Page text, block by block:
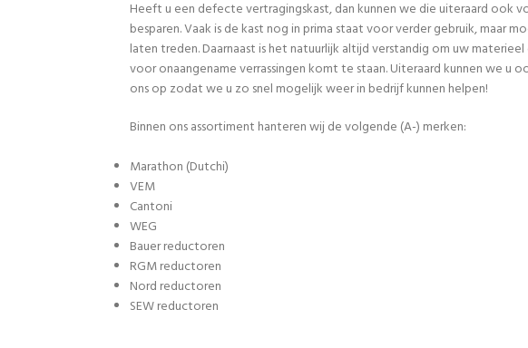
Heeft u een defecte vertragingskast, dan kunnen we die uiteraard ook
besparen. Vaak is de kast nog in prima staat voor verder gebruik, maar
laten treden. Daarnaast is het natuurlijk altijd verstandig om uw
voor onaangename verrassingen komt te staan. Uiteraard kunnen we
ons op zodat we u zo snel mogelijk weer in bedrijf kunnen helpen!
Binnen ons assortiment hanteren wij de volgende (A-) merken:
Marathon (Dutchi)
VEM
Cantoni
WEG
Bauer reductoren
RGM reductoren
Nord reductoren
SEW reductoren